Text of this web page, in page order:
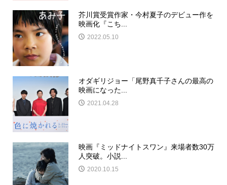
芥川賞受賞作家・今村夏子のデビュー作を
映画化『こち...
2022.05.10
オダギリジョー「尾野真千子さんの最高の
映画になった...
2021.04.28
映画『ミッドナイトスワン』来場者数30万
人突破。小説...
2020.10.15